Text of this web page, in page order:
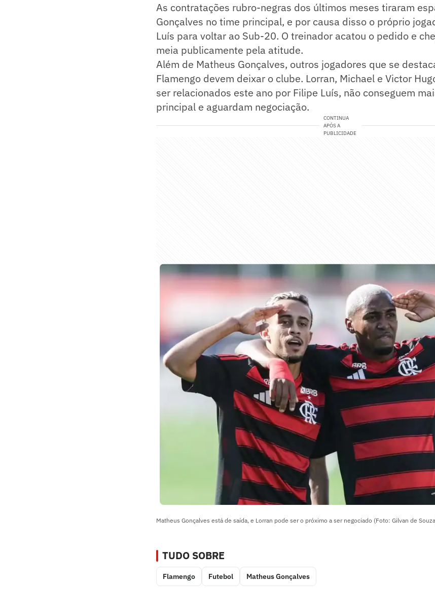
As contratações rubro-negras dos últimos meses tiraram
Gonçalves no time principal, e por causa disso o próprio
Luís para voltar ao Sub-20. O treinador acatou o pedido e
meia publicamente pela atitude.
Além de Matheus Gonçalves, outros jogadores que se
Flamengo devem deixar o clube. Lorran, Michael e Victor
ser relacionados este ano por Filipe Luís, não conseguem
principal e aguardam negociação.
CONTINUA
APÓS A
PUBLICIDADE
Matheus Gonçalves está de saída, e Lorran pode ser o próximo a ser negociado (Foto: Gilvan de
TUDO SOBRE
Flamengo Futebol Matheus Gonçalves